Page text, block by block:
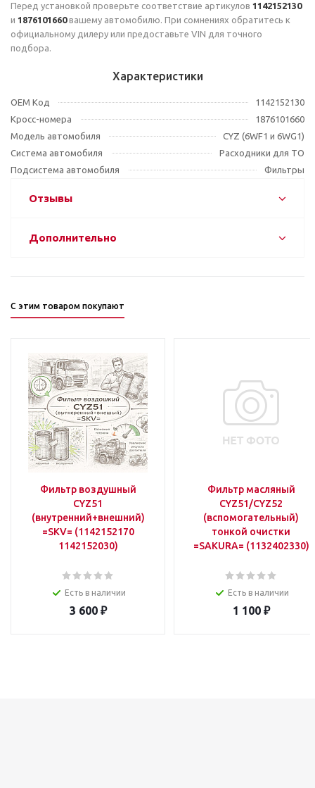
Перед установкой проверьте соответствие артикулов 1142152130
и 1876101660вашему автомобилю. При сомнениях обратитесь к
официальному дилеру или предоставьте VIN для точного
подбора.
Характеристики
OEM Код
1142152130
Кросс-номера
1876101660
Модель автомобиля
CYZ (6WF1 и 6WG1)
Система автомобиля
Расходники для ТО
Подсистема автомобиля
Фильтры
Отзывы
Дополнительно
С этим товаром покупают
Фильтр воздушный
CYZ51
(внутренний+внешний)
=SKV= (1142152170
1142152030)
Есть в наличии
3 600₽
Фильтр масляный
CYZ51/CYZ52
(вспомогательный)
тонкой очистки
=SAKURA= (1132402330)
Есть в наличии
1 100₽